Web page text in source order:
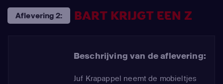
Aflevering 2: BART KRIJGT EEN Z
Beschrijving van de aflevering:
Juf Krapappel neemt de mobieltjes